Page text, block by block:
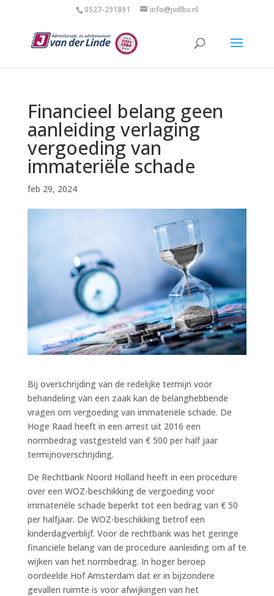
0527-291891 info@jvdlbv.nl
Financieel belang geen
aanleiding verlaging
vergoeding van
immateriële schade
feb 29, 2024
Bij overschrijding van de redelijke termijn voor
behandeling van een zaak kan de belanghebbende
vragen om vergoeding van immateriële schade. De
Hoge Raad heeft in een arrest uit 2016 een
normbedrag vastgesteld van € 500 per half jaar
termijnoverschrijding.
De Rechtbank Noord Holland heeft in een procedure
over een WOZ-beschikking de vergoeding voor
immateriële schade beperkt tot een bedrag van € 50
per halfjaar. De WOZ-beschikking betrof een
kinderdagverblijf. Voor de rechtbank was het geringe
financiële belang van de procedure aanleiding om af te
wijken van het normbedrag. In hoger beroep
oordeelde Hof Amsterdam dat er in bijzondere
gevallen ruimte is voor afwijkingen van het